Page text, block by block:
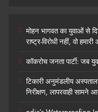
मोहन भागवत का युवाओं से
राष्ट्र-विरोधी नहीं, वो
कॉकरोच जनता पार्टी: जब
टिकारी अनुमंडलीय
निरीक्षण, लापरवाही सामने